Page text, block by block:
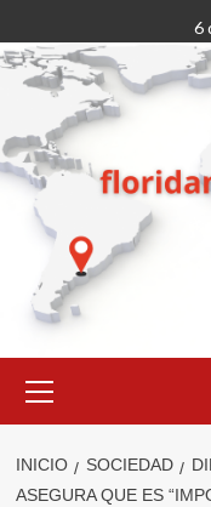
al
contenido
6
primario
INICIO SOCIEDAD
ASEGURA QUE ES